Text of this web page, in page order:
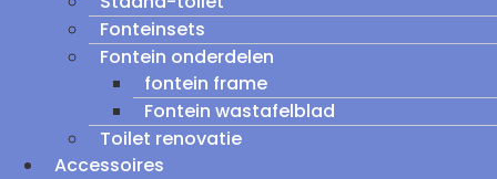
Fonteinsets
Fontein onderdelen
fontein frame
Fontein wastafelblad
Toilet renovatie
Accessoires